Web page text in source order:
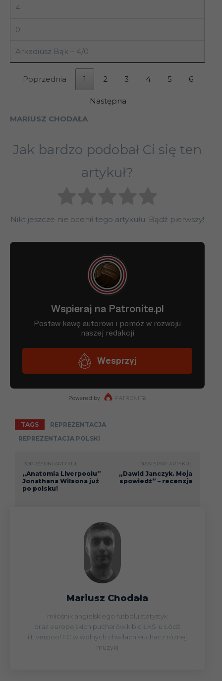
4
0
Arkadiusz Bąk – 4/0
Poprzednia 1 2 3 4 5 6
Następna
MARIUSZ CHODAŁA
Jak bardzo podobał Ci się ten
artykuł?
Nikt jeszcze nie ocenił tego artykułu. Bądź pierwszy!
TAGS
REPREZENTACJA
REPREZENTACJA POLSKI
POPRZEDNI ARTYKUŁ
„Anatomia Liverpoolu”
Jonathana Wilsona już
po polsku!
NASTĘPNY ARTYKUŁ
„Dawid Janczyk. Moja
spowiedź” – recenzja
Mariusz Chodała
miłośnik angielskiego futbolu,statystyk
oraz europejskich pucharów,kibic ŁKS-u Łódź
i Liverpool FC,w wolnych chwilach słuchacz różnej
muzyki